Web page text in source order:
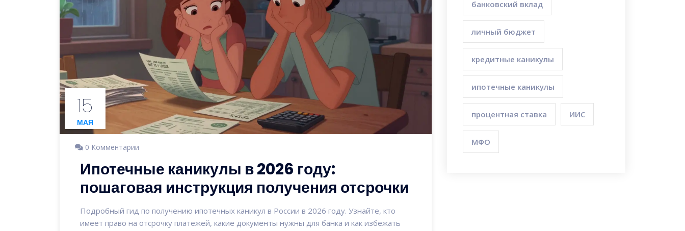
15
МАЯ
0 Комментарии
Ипотечные каникулы в 2026 году:
пошаговая инструкция получения отсрочки
Подробный гид по получению ипотечных каникул в России в 2026 году. Узнайте, кто
имеет право на отсрочку платежей, какие документы нужны для банка и как избежать
банковский вклад
личный бюджет
кредитные каникулы
ипотечные каникулы
процентная ставка ИИС
МФО